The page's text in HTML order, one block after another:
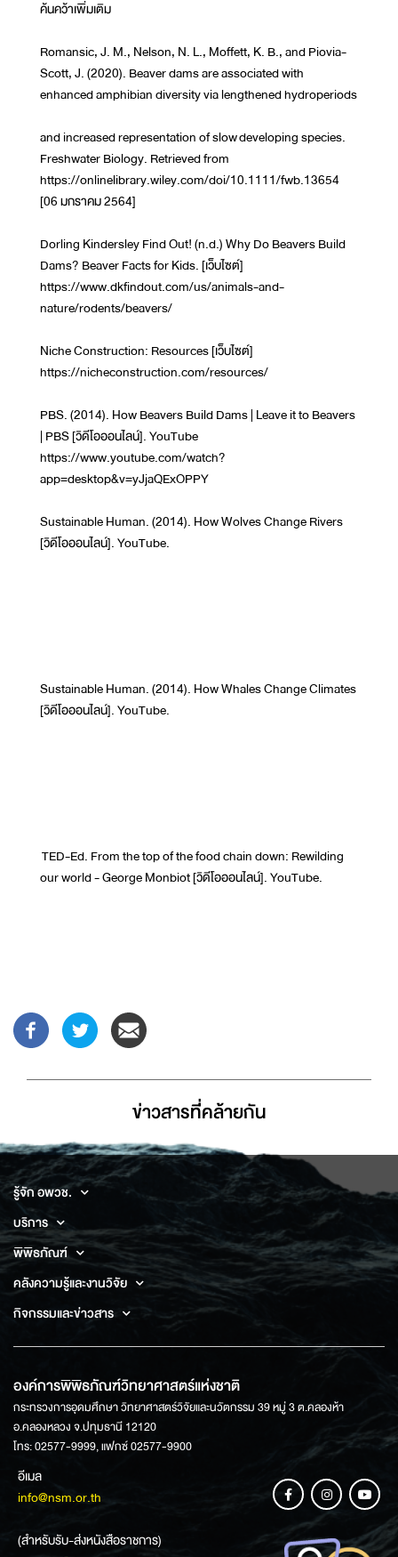
ค้นคว้าเพิ่มเติม
Romansic, J. M., Nelson, N. L., Moffett, K. B., and Piovia-
Scott, J. (2020). Beaver dams are associated with
enhanced amphibian diversity via lengthened hydroperiods
and increased representation of slow developing species.
Freshwater Biology. Retrieved from
https://onlinelibrary.wiley.com/doi/10.1111/fwb.13654
[06 มกราคม 2564]
Dorling Kindersley Find Out! (n.d.) Why Do Beavers Build
Dams? Beaver Facts for Kids. [เว็บไซต์]
https://www.dkfindout.com/us/animals-and-
nature/rodents/beavers/
Niche Construction: Resources [เว็บไซต์]
https://nicheconstruction.com/resources/
PBS. (2014). How Beavers Build Dams | Leave it to Beavers
| PBS [วิดีโอออนไลน์]. YouTube
https://www.youtube.com/watch?
app=desktop&v=yJjaQExOPPY
Sustainable Human. (2014). How Wolves Change Rivers
[วิดีโอออนไลน์]. YouTube.
Sustainable Human. (2014). How Whales Change Climates
[วิดีโอออนไลน์]. YouTube.
TED-Ed. From the top of the food chain down: Rewilding
our world - George Monbiot [วิดีโอออนไลน์]. YouTube.
ข่าวสารที่่คล้ายกัน
รู้จัก อพวช.
บริการ
พิพิธภัณฑ์
คลังความรู้และงานวิจัย
กิจกรรมและข่าวสาร
องค์การพิพิธภัณฑ์วิทยาศาสตร์แห่งชาติ
กระทรวงการอุดมศึกษา วิทยาศาสตร์วิจัยและนวัตกรรม 39 หมู่ 3 ต.คลองห้า
อ.คลองหลวง จ.ปทุมธานี 12120
โทร: 02577-9999, แฟกซ์ 02577-9900
อีเมล
info@nsm.or.th
(สำหรับรับ-ส่งหนังสือราชการ)